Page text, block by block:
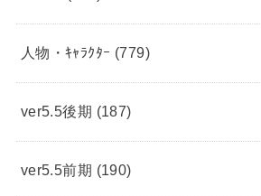
人物・ｷｬﾗｸﾀｰ (779)
ver5.5後期 (187)
ver5.5前期 (190)